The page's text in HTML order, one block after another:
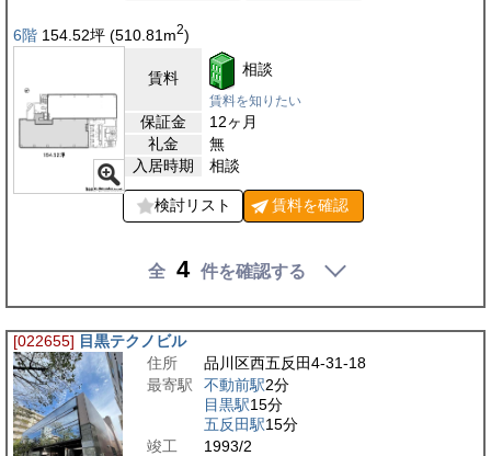
6階 154.52坪 (510.81 m2)
賃料 相談
賃料を知りたい
保証金
12ヶ月
礼金
無
入居時期
相談
検討リスト 賃料を確認
全 4 件を確認する
[022655] 目黒テクノビル
住所
品川区西五反田4-31-18
最寄駅
不動前駅2分
目黒駅15分
五反田駅15分
竣工
1993/2